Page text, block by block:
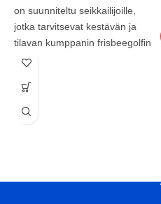
on suunniteltu seikkailijoille,
jotka tarvitsevat kestävän ja
tilavan kumppanin frisbeegolfin
pelaamiseen tai retkeilyyn.
laadukasta CORDURA 1000
tekstiiliä, joka kestää kulutusta